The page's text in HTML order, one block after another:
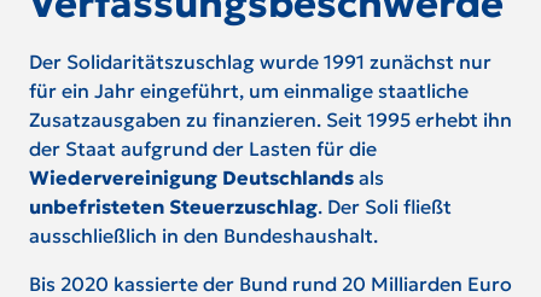
Der Solidaritätszuschlag wurde 1991 zunächst nur
für ein Jahr eingeführt, um einmalige staatliche
Zusatzausgaben zu finanzieren. Seit 1995 erhebt ihn
der Staat aufgrund der Lasten für die
Wiedervereinigung Deutschlands als
unbefristeten Steuerzuschlag. Der Soli fließt
ausschließlich in den Bundeshaushalt.
Bis 2020 kassierte der Bund rund 20 Milliarden Euro